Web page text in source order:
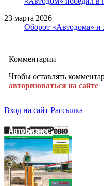
23 марта 2026
Оборот «Автодома»
Комментарии
Чтобы оставлять
авторизоваться на сайте
Вход на сайт Рассылка